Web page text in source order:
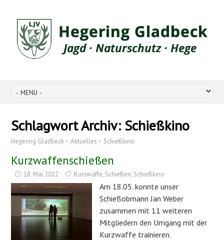
Schlagwort Archiv: Schießkino
Hegering Gladbeck >Aktuelles > Schießkino
Kurzwaffenschießen
18. Mai 2022 Kurzwaffe, Schießen, Schießkino
Am 18.05. konnte unser
Schießobmann Jan Weber
zusammen mit 11 weiteren
Mitgliedern den Umgang mit der
Kurzwaffe trainieren.